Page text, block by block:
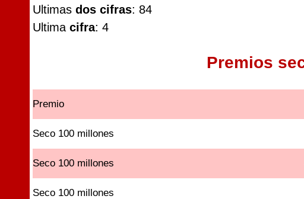
Ultimas dos cifras: 84
Ultima cifra: 4
Premios
Premio
Seco 100 millones
Seco 100 millones
Seco 100 millones